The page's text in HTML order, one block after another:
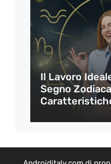
Il Lavoro
Segno